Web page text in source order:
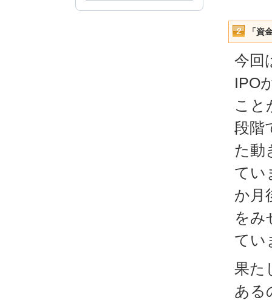
「資
今回
IPO
こと
段階
た動
てい
か月
をみ
てい
果た
ある